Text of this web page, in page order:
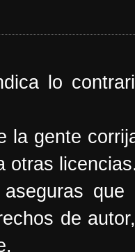
lo
la gente
otras
de